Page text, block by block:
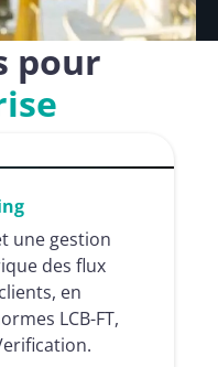
pour
une gestion
des flux
en
LCB-FT,